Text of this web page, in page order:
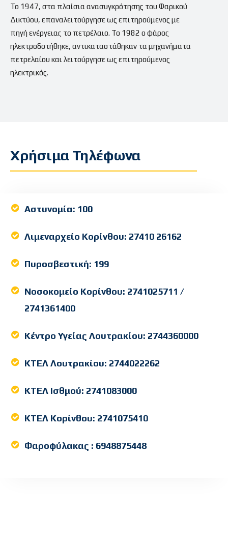
Το 1947, στα πλαίσια ανασυγκρότησης του Φαρικού
Δικτύου, επαναλειτούργησε ως επιτηρούμενος με
πηγή ενέργειας το πετρέλαιο. Το 1982 ο φάρος
ηλεκτροδοτήθηκε, αντικαταστάθηκαν τα μηχανήματα
πετρελαίου και λειτούργησε ως επιτηρούμενος
ηλεκτρικός.
Χρήσιμα Τηλέφωνα
Αστυνομία: 100
Λιμεναρχείο Κορίνθου: 27410 26162
Πυροσβεστική: 199
Νοσοκομείο Κορίνθου: 2741025711 /
2741361400
Κέντρο Υγείας Λουτρακίου: 2744360000
ΚΤΕΛ Λουτρακίου: 2744022262
ΚΤΕΛ Ισθμού: 2741083000
ΚΤΕΛ Κορίνθου: 2741075410
Φαροφύλακας : 6948875448